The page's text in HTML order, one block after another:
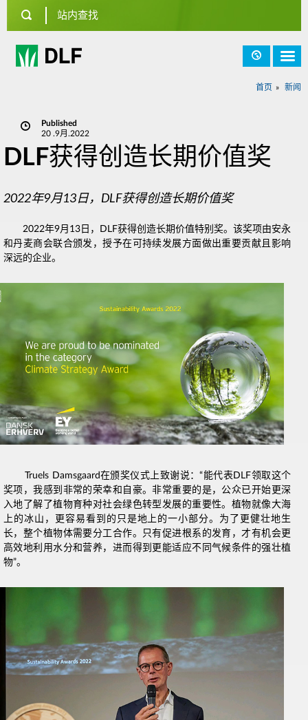
首页 新闻
e
Published
20 .9月.2022
DLF获得创造长期价值奖
2022年9月13日，DLF获得创造长期价值奖
2022年9月13日，DLF获得创造长期价值特别奖。该奖项由安永
和丹麦商会联合颁发，授予在可持续发展方面做出重要贡献且影响
深远的企业。
Truels Damsgaard在颁奖仪式上致谢说：“能代表DLF领取这个
奖项，我感到非常的荣幸和自豪。非常重要的是，公众已开始更深
入地了解了植物育种对社会绿色转型发展的重要性。植物就像大海
上的冰山，更容易看到的只是地上的一小部分。为了更健壮地生
长，整个植物体需要分工合作。只有促进根系的发育，才有机会更
高效地利用水分和营养，进而得到更能适应不同气候条件的强壮植
物”。